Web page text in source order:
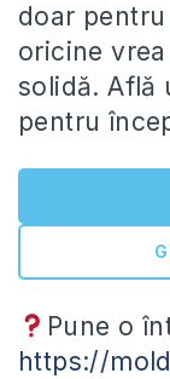
doar pentru
oricine
solidă. Află
pentru
Pune o
https://